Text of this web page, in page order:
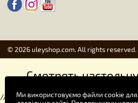
© 2026 uleyshop.com. All rights reserved.
Ми використовуємо файли cookie
Смотреть
//